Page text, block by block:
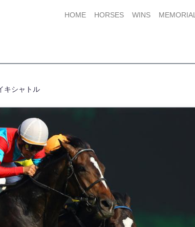
HOME
HORSES WINS MEMORIAL
キシャトル